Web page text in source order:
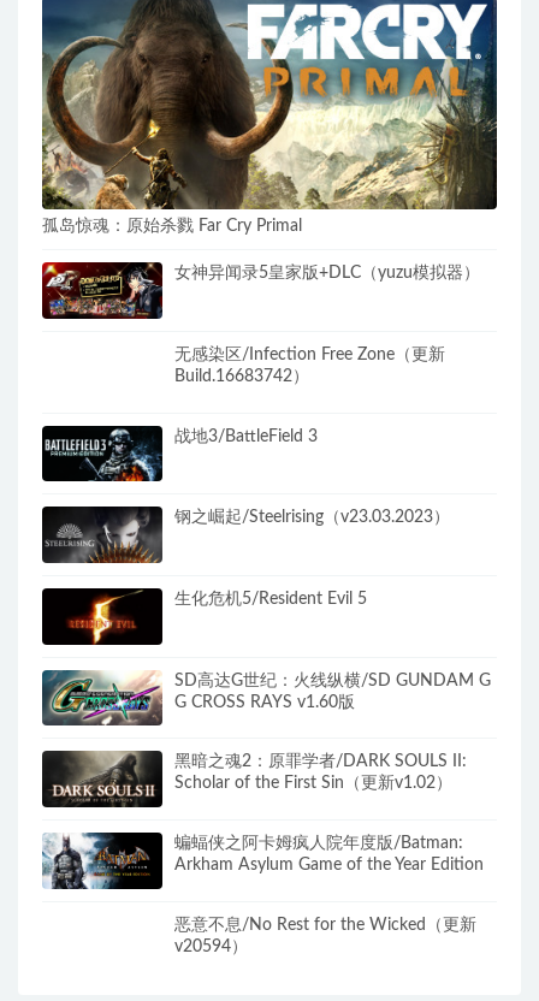
孤岛惊魂：原始杀戮 Far Cry Primal
女神异闻录5皇家版+DLC（yuzu模拟器）
无感染区/Infection Free Zone（更新
Build.16683742）
战地3/BattleField 3
钢之崛起/Steelrising（v23.03.2023）
生化危机5/Resident Evil 5
SD高达G世纪：火线纵横/SD GUNDAM G
G CROSS RAYS v1.60版
黑暗之魂2：原罪学者/DARK SOULS II:
Scholar of the First Sin（更新v1.02）
蝙蝠侠之阿卡姆疯人院年度版/Batman:
Arkham Asylum Game of the Year Edition
恶意不息/No Rest for the Wicked（更新
v20594）